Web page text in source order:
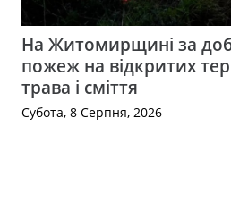
На Житомирщині за
пожеж на відкритих
трава і сміття
Субота, 8 Серпня, 2026